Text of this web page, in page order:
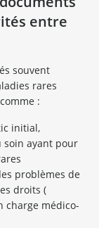
entre
souvent
rares
:
initial,
ayant pour
problèmes de
droits (
charge médico-